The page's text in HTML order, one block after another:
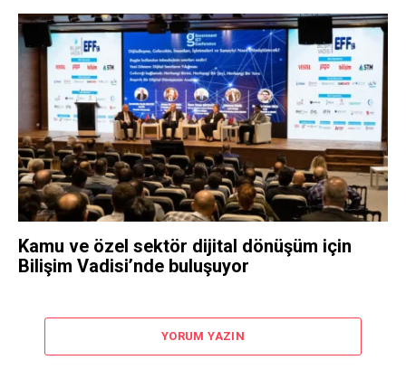
Kamu ve özel sektör dijital dönüşüm için
Bilişim Vadisi’nde buluşuyor
YORUM YAZIN